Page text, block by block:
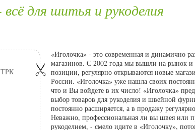
всё для шитья и рукоделия
ТРК
«Иголочка» - это современная и динамично
магазинов. С 2002 года мы вышли на рынок и
позиции, регулярно открываются новые
России. «Иголочка» уже нашла своих
что и Вы войдете в их число! «Иголочка»
выбор товаров для рукоделия и швейной
постоянно расширяется, а в продажу
Неважно, профессиональная ли вы швея или
рукоделием, - смело идите в «Иголочку»,